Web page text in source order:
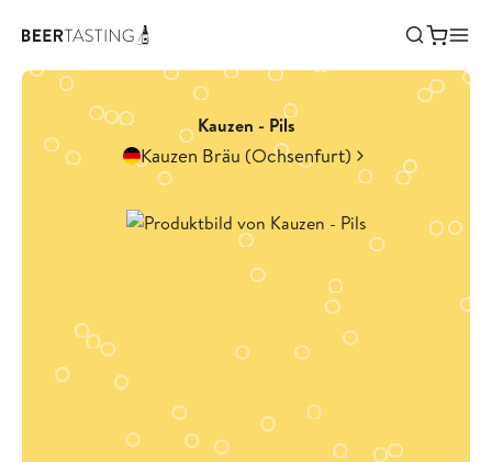
Kauzen - Pils
Kauzen Bräu (Ochsenfurt)